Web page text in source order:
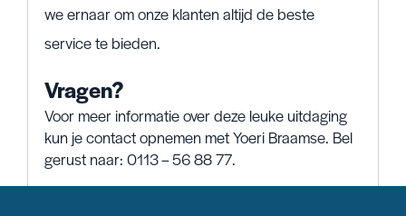
we ernaar om onze klanten altijd de beste
service te bieden.
Vragen?
Voor meer informatie over deze leuke uitdaging
kun je contact opnemen met Yoeri Braamse. Bel
gerust naar: 0113 – 56 88 77.